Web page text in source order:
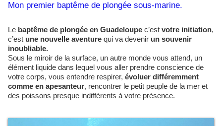
Mon premier baptême de plongée sous-marine.
Le baptême de plongée en Guadeloupe c’est votre initiation,
c’est une nouvelle aventure qui va devenir un souvenir
inoubliable.
Sous le miroir de la surface, un autre monde vous attend, un
élément liquide dans lequel vous aller prendre conscience de
votre corps, vous entendre respirer, évoluer différemment
comme en apesanteur, rencontrer le petit peuple de la mer et
des poissons presque indifférents à votre présence.